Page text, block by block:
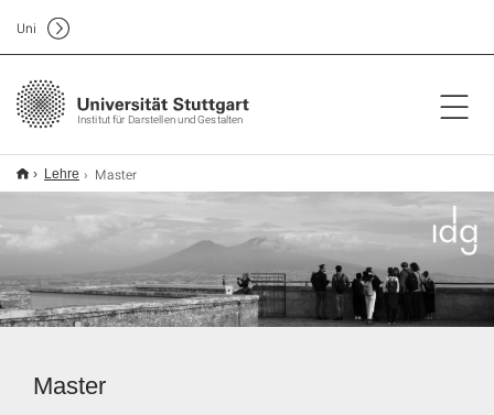
Institut für Darstellen und Gestalten
Uni
Lehre Master
Master